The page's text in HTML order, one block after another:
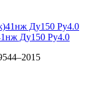
Ду150 Ру4.0